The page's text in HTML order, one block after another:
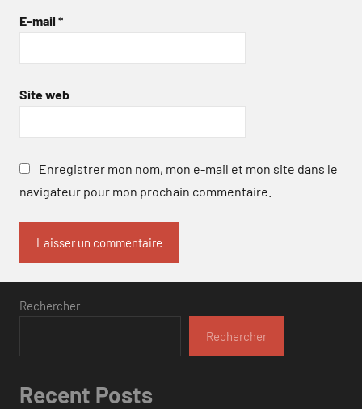
E-mail *
Site web
Enregistrer mon nom, mon e-mail et mon site dans le
navigateur pour mon prochain commentaire.
Rechercher
Rechercher
Recent Posts